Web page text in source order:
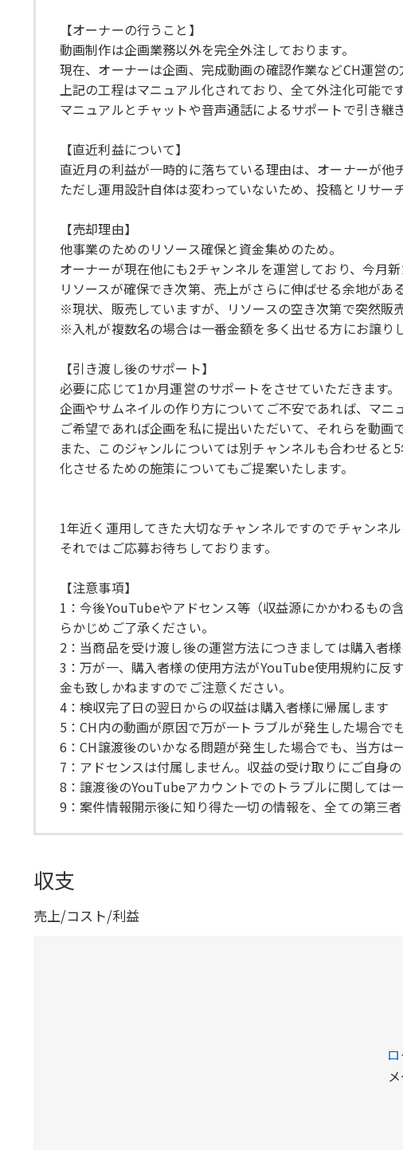
【オーナーの行うこと】
動画制作は企画業務以外を完全外注しております。
現在、オーナーは企画、完成動画の確認作業などCH運営
上記の工程はマニュアル化されており、全て外注化可能です
マニュアルとチャットや音声通話によるサポートで引き継
【直近利益について】
直近月の利益が一時的に落ちている理由は、オーナーが他
ただし運用設計自体は変わっていないため、投稿とリサー
【売却理由】
他事業のためのリソース確保と資金集めのため。
オーナーが現在他にも2チャンネルを運営しており、今月
リソースが確保でき次第、売上がさらに伸ばせる余地があ
※現状、販売していますが、リソースの空き次第で突然販
※入札が複数名の場合は一番金額を多く出せる方にお譲り
【引き渡し後のサポート】
必要に応じて1か月運営のサポートをさせていただきます
企画やサムネイルの作り方についてご不安であれば、マニ
ご希望であれば企画を私に提出いただいて、それらを動画
また、このジャンルについては別チャンネルも合わせる
化させるための施策についてもご提案いたします。
1年近く運用してきた大切なチャンネルですのでチャンネ
それではご応募お待ちしております。
【注意事項】
1：今後YouTubeやアドセンス等（収益源にかかわるもの
らかじめご了承ください。
2：当商品を受け渡し後の運営方法につきましては購入者様
3：万が一、購入者様の使用方法がYouTube使用規約に反
金も致しかねますのでご注意ください。
4：検収完了日の翌日からの収益は購入者様に帰属します
5：CH内の動画が原因で万が一トラブルが発生した場合で
6：CH譲渡後のいかなる問題が発生した場合でも、当方は
7：アドセンスは付属しません。収益の受け取りにご自身
8：譲渡後のYouTubeアカウントでのトラブルに関しては
9：案件情報開示後に知り得た一切の情報を、全ての第三者
収支
売上/コスト/利益